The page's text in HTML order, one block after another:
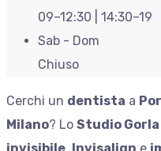
09–12:30 | 14:30–19
Sab - Dom
Chiuso
Cerchi un dentista a
Milano? Lo Studio Gorla